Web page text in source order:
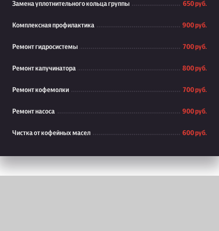
Замена уплотнительного кольца группы 650 руб.
Комплексная профилактика 900 руб.
Ремонт гидросистемы 700 руб.
Ремонт капучинатора 800 руб.
Ремонт кофемолки 700 руб.
Ремонт насоса 900 руб.
Чистка от кофейных масел 600 руб.